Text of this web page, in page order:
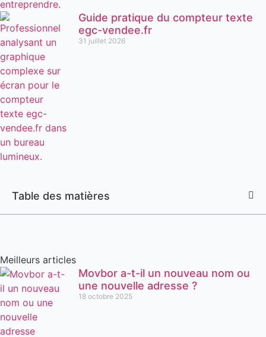
Guide pratique du compteur texte
egc-vendee.fr
31 juillet 2026
Table des matières
Meilleurs articles
Movbor a-t-il un nouveau nom ou
une nouvelle adresse ?
18 octobre 2025